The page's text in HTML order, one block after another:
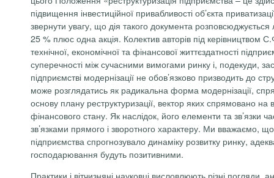
підвищення інвестиційної привабливості об’єкта
звернути увагу, що дія такого документа
25 % плюс одна акція. Колектив авторів під керівництвом
технічної, економічної та фінансової життєздатності
суперечності між сучасними вимогами ринку і, подекуди,
підприємстві модернізації не обов’язково призводить до
може розглядатись як радикальна форма модернізації,
основу плану реструктуризації, вектор яких спрямовано на
фінансового стану. Як наслідок, його елементи та зв’язки
зв’язками прямого і зворотного характеру. Ми вважаємо,
підприємства спрогнозувало динаміку розвитку ринку,
господарювання будуть позитивними.